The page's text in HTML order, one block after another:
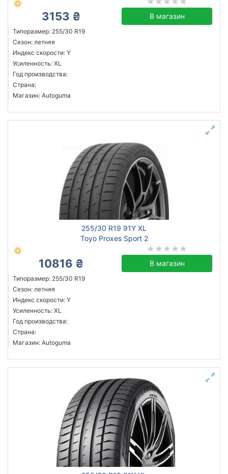
3153 ₴ В магазин
Типоразмер: 255/30 R19
Сезон: летняя
Индекс скорости: Y
Усиленность: XL
Год производства:
Страна:
Магазин: Autoguma
255/30 R19 91Y XL
Toyo Proxes Sport 2
10816 ₴ В магазин
Типоразмер: 255/30 R19
Сезон: летняя
Индекс скорости: Y
Усиленность: XL
Год производства:
Страна:
Магазин: Autoguma